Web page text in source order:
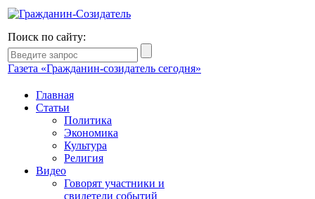
Поиск по сайту:
Газета «Гражданин-созидатель сегодня»
Главная
Статьи
Политика
Экономика
Культура
Религия
Видео
Говорят участники и
свидетели событий